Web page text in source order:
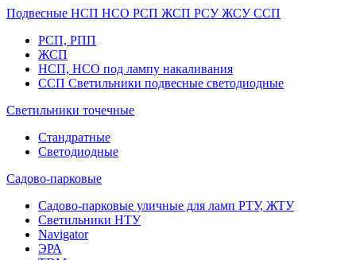
Подвесные НСП НСО РСП ЖСП РСУ ЖСУ ССП
РСП, РПП
ЖСП
НСП, НСО под лампу накаливания
ССП Светильники подвесные светодиодные
Светильники точечные
Стандратные
Светодиодные
Садово-парковые
Садово-парковые уличные для ламп РТУ, ЖТУ
Светильники НТУ
Navigator
ЭРА